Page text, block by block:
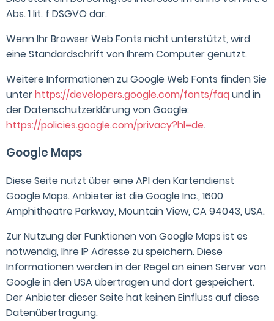
Abs. 1 lit. f DSGVO dar.
Wenn Ihr Browser Web Fonts nicht unterstützt, wird
eine Standardschrift von Ihrem Computer genutzt.
Weitere Informationen zu Google Web Fonts finden Sie
unterhttps://developers.google.com/fonts/faqund in
der Datenschutzerklärung von Google:
https://policies.google.com/privacy?hl=de.
Google Maps
Diese Seite nutzt über eine API den Kartendienst
Google Maps. Anbieter ist die Google Inc., 1600
Amphitheatre Parkway, Mountain View, CA 94043, USA.
Zur Nutzung der Funktionen von Google Maps ist es
notwendig, Ihre IP Adresse zu speichern. Diese
Informationen werden in der Regel an einen Server von
Google in den USA übertragen und dort gespeichert.
Der Anbieter dieser Seite hat keinen Einfluss auf diese
Datenübertragung.